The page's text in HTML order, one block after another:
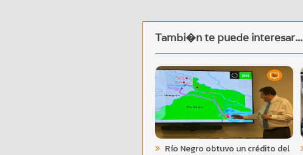
Tambi�n te puede interesar...
Río Negro obtuvo un crédito del